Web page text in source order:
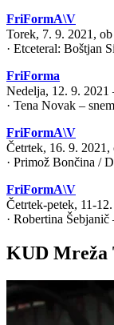
FriFormA\V
Torek, 7. 9. 2021,
· Etceteral: Boštjan
FriForma
Nedelja, 12. 9. 2021
· Tena Novak –
FriFormA\V
Četrtek, 16. 9. 2021,
· Primož Bončina /
FriFormA\V
Četrtek-petek, 11-
· Robertina Šebjanič
KUD Mreža